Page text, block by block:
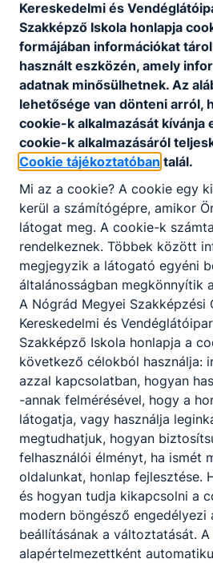
Kereskedelmi és
Szakképző Iskola honlapja
formájában információkat
használt eszközén, amely
adatnak minősülhetnek. Az
lehetősége van dönteni arról,
cookie-k alkalmazását kívánja
cookie-k alkalmazásáról
Cookie tájékoztatóban talál.
Mi az a cookie? A cookie egy
kerül a számítógépre, amikor
látogat meg. A cookie-k
rendelkeznek. Többek között
megjegyzik a látogató egyéni
általánosságban megkönnyítik
A Nógrád Megyei Szakképzési
Kereskedelmi és
Szakképző Iskola honlapja a
következő célokból használja:
azzal kapcsolatban, hogyan
-annak felmérésével, hogy a
látogatja, vagy használja
megtudhatjuk, hogyan
felhasználói élményt, ha ismét
oldalunkat, honlap fejlesztése.
és hogyan tudja kikapcsolni a
modern böngésző engedélyezi
beállításának a változtatását.
alapértelmezettként